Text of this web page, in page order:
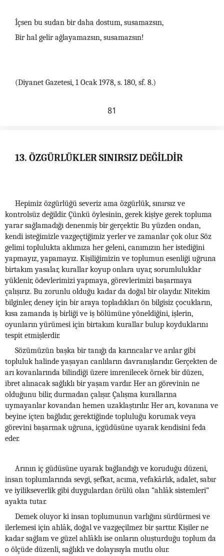
İçsen bu sudan bir daha dostum, susamazsın,
Bir hal gelir ağlayamazsın, susamazsın!
(Diyanet Gazetesi, 1 Ocak 1978, s. 180, sf. 8.)
81
13. ÖZGÜRLÜKLER SINIRSIZ DEĞİLDİR
Hepimiz özgürlüğü severiz ama özgürlük, sınırsız ve
kontrolsüz değildir. Çünkü öylesinin, gerek kişiye gerek topluma
yarar sağlamadığı denenmiş bir gerçektir. Bu yüzden ondan,
kendi isteğimizle vazgeçtiğimiz yerler ve zamanlar çok olur. Söz
gelimi toplulukta aklımıza her geleni, canımızın her istediğini
yapmayız, yapamayız. Kişiliğimizin ve toplumun esenliği uğruna
birtakım yasalar, kurallar koyup onlara uyar, sorumluluklar
yüklenir, ödevlerimizi yapmaya, görevlerimizi başarmaya
çalışırız. Bu zorunlu olduğu kadar da doğal bir olaydır. Nitekim
bilginler, deney için bir araya topladıkları ön bilgisiz çocukların,
kısa zamanda iş birliği ve iş bölümüne yöneldiğini, işlerin,
oyunların yürümesi için birtakım kurallar bulup koyduklarını
tespit etmişlerdir.
Sözümüzün başka bir tanığı da karıncalar ve arılar gibi
topluluk halinde yaşayan canlıların davranışlarıdır. Gerçekten de
arı kovanlarında bilindiği üzere imrenilecek örnek bir düzen,
ibret alınacak sağlıklı bir yaşam vardır. Her arı görevinin ne
olduğunu bilir, durmadan çalışır. Çalışma kurallarına
uymayanlar kovandan hemen uzaklaştırılır. Her arı, kovanına ve
beyine içten bağlıdır, gerektiğinde topluluğu korumak veya
görevini başarmak uğruna, içgüdüsüne uyarak kendisini feda
eder.
Arının iç güdüsüne uyarak bağlandığı ve koruduğu düzeni,
insan toplumlarında sevgi, şefkat, acıma, vefakârlık, adalet, sabır
ve iyilikseverlik gibi duygulardan örülü olan “ahlâk sistemleri”
ayakta tutar.
Demek oluyor ki insan toplumunun varlığını sürdürmesi ve
ilerlemesi için ahlâk, doğal ve vazgeçilmez bir şarttır. Kişiler ne
kadar sağlam ve güzel ahlâklı ise onların oluşturduğu toplum da
o ölçüde düzenli, sağlıklı ve dolayısıyla mutlu olur.